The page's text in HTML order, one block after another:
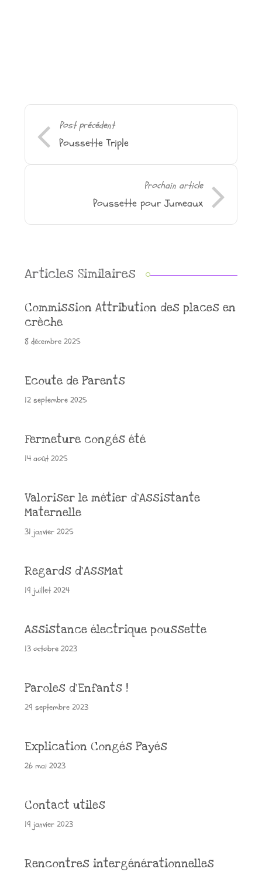
Post précédent
Poussette Triple
Prochain article
Poussette pour Jumeaux
Articles Similaires
Commission Attribution des places en
crèche
8 décembre 2025
Ecoute de Parents
12 septembre 2025
Fermeture congés été
14 août 2025
Valoriser le métier d’Assistante
Maternelle
31 janvier 2025
Regards d’AssMat
19 juillet 2024
Assistance électrique poussette
13 octobre 2023
Paroles d’Enfants !
29 septembre 2023
Explication Congés Payés
26 mai 2023
Contact utiles
19 janvier 2023
Rencontres intergénérationnelles